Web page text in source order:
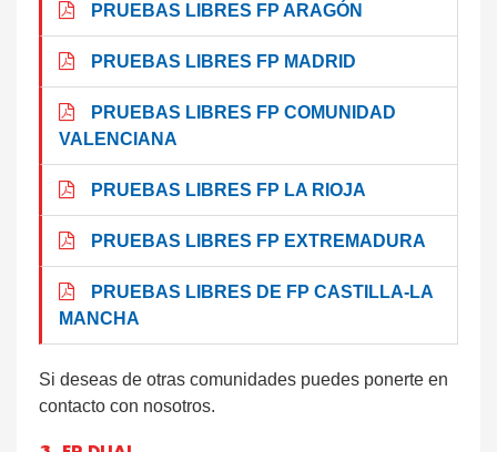
PRUEBAS LIBRES FP ARAGÓN
PRUEBAS LIBRES FP MADRID
PRUEBAS LIBRES FP COMUNIDAD
VALENCIANA
PRUEBAS LIBRES FP LA RIOJA
PRUEBAS LIBRES FP EXTREMADURA
PRUEBAS LIBRES DE FP CASTILLA-LA
MANCHA
Si deseas de otras comunidades puedes ponerte en
contacto con nosotros.